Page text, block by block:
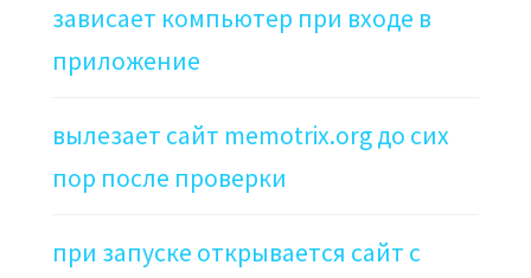
зависает компьютер при входе в
приложение
вылезает сайт memotrix.org до сих
пор после проверки
при запуске открывается сайт с